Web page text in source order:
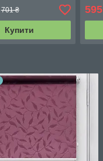
701 ₴
Купити
595